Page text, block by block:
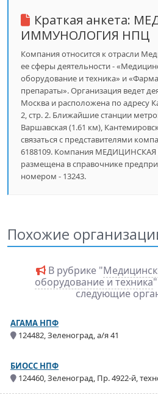
Краткая анкета:
ИММУНОЛОГИЯ НПЦ
Компания относится к отрасли
ее сферы деятельности -
оборудование и техника» и
препараты». Организация ведет
Москва и расположена по адресу
2, стр. 2. Ближайшие станции
Варшавская (1.61 км),
связаться с представителями
6188109. Компания
размещена в справочнике
номером - 13243.
Похожие
В рубрике "
оборудование и техника
следующие
АГАМА НПФ
124482, Зеленоград, а/я 41
БИОСС НПФ
124460, Зеленоград, Пр. 4922-й,